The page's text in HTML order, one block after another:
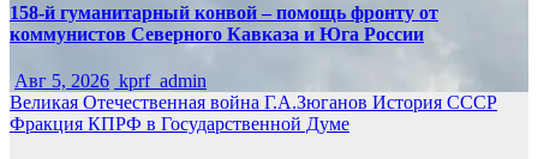
158-й гуманитарный конвой – помощь фронту от
коммунистов Северного Кавказа и Юга России
Авг 5, 2026 kprf_admin
Великая Отечественная война Г.А.Зюганов История СССР
Фракция КПРФ в Государственной Думе